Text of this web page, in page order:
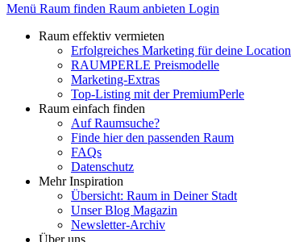
Menü Raum finden Raum anbieten Login
Raum effektiv vermieten
Erfolgreiches Marketing für deine Location
RAUMPERLE Preismodelle
Marketing-Extras
Top-Listing mit der PremiumPerle
Raum einfach finden
Auf Raumsuche?
Finde hier den passenden Raum
FAQs
Datenschutz
Mehr Inspiration
Übersicht: Raum in Deiner Stadt
Unser Blog Magazin
Newsletter-Archiv
Über uns